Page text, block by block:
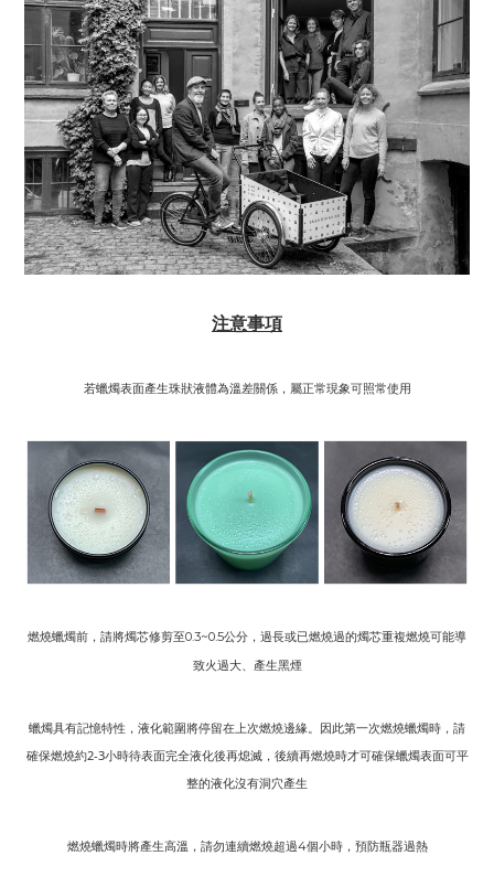
注意事項
若蠟燭表面產生珠狀液體為溫差關係，屬正常現象可照常使用
燃燒蠟燭前，請將燭芯修剪至0.3~0.5公分，過長或已燃燒過的燭芯重複燃燒可能導
致火過大、產生黑煙
蠟燭具有記憶特性，液化範圍將停留在上次燃燒邊緣。因此第一次燃燒蠟燭時，請
確保燃燒約2-3小時待表面完全液化後再熄滅，後續再燃燒時才可確保蠟燭表面可平
整的液化沒有洞穴產生
燃燒蠟燭時將產生高溫，請勿連續燃燒超過4個小時，預防瓶器過熱